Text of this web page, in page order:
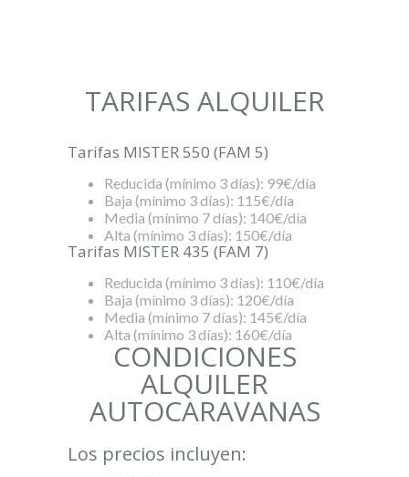
TARIFAS ALQUILER
Tarifas MISTER 550 (FAM 5)
Reducida (mínimo 3 días): 99€/día
Baja (mínimo 3 días): 115€/día
Media (mínimo 7 días): 140€/día
Alta (mínimo 3 días): 150€/día
Tarifas MISTER 435 (FAM 7)
Reducida (mínimo 3 días): 110€/día
Baja (mínimo 3 días): 120€/día
Media (mínimo 7 días): 145€/día
Alta (mínimo 3 días): 160€/día
CONDICIONES
ALQUILER
AUTOCARAVANAS
Los precios incluyen: